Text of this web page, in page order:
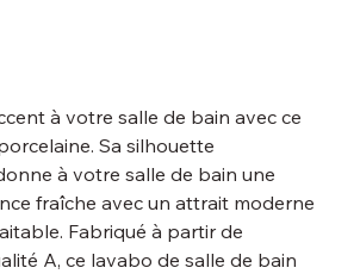
à votre salle de bain avec ce
Sa silhouette
à votre salle de bain une
fraîche avec un attrait moderne
Fabriqué à partir de
A, ce lavabo de salle de bain